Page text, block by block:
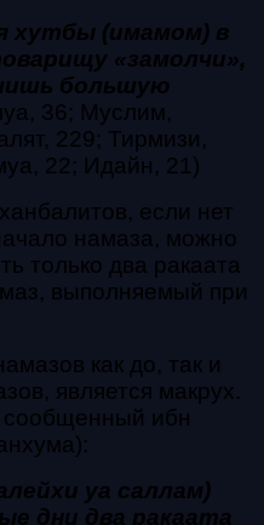
хутбы (имамом) в
«замолчи»,
большую
36; Муслим,
229; Тирмизи,
22; Идайн, 21)
если нет
намаза, можно
только два ракаата
выполняемый при
как до, так и
является макрух.
сообщенный ибн
уа саллам)
дни два ракаата